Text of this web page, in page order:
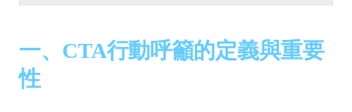
一、CTA行動呼籲的定義與重要
性